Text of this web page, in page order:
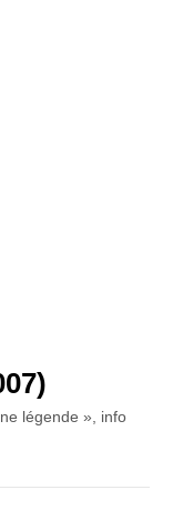
légende », info